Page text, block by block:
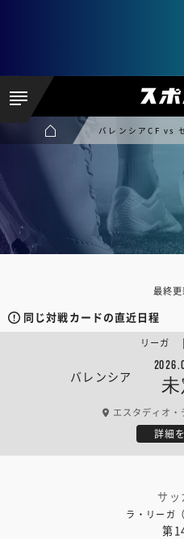
バレンシアCF vs
最終更
同じ対戦カードの直近日程
バレンシア 未
リーガ
エスタディオ
詳細
サッ
ラ・リーガ
第